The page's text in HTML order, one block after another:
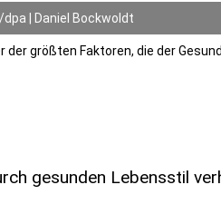
| Daniel Bockwoldt
der größten Faktoren, die der
gesunden Lebensstil